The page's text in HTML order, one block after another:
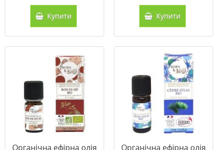
Купити Купити
Органічна ефірна олія
Органічна ефірна олія